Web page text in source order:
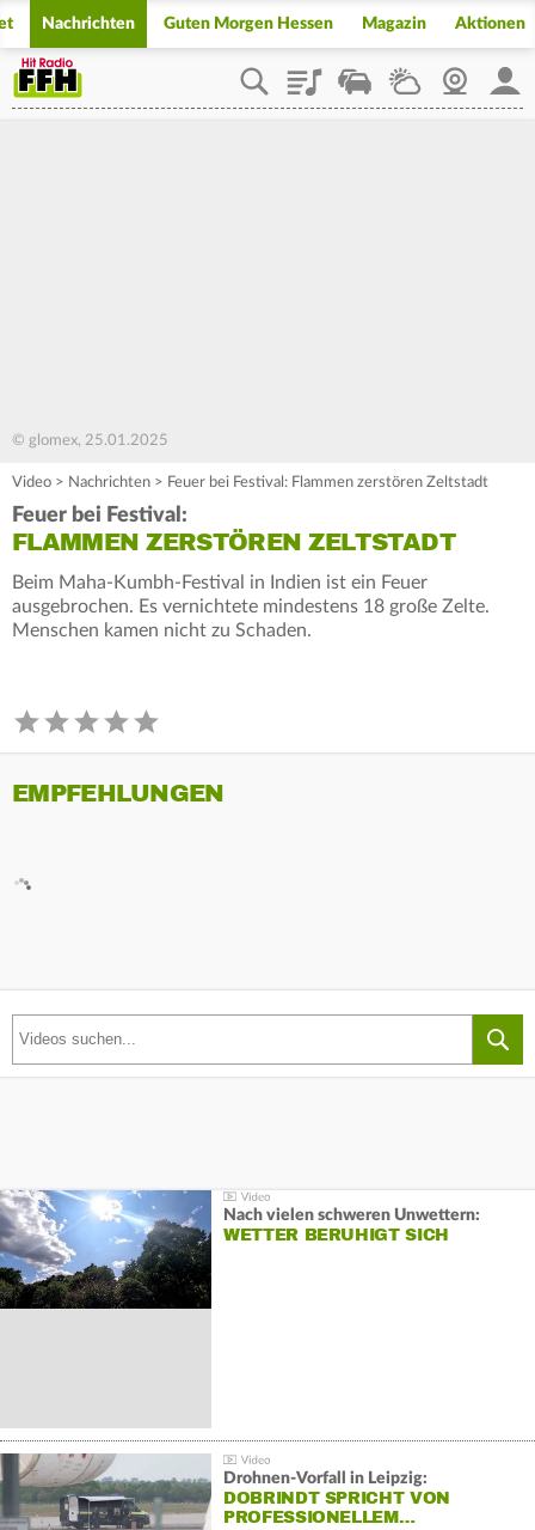
Nachrichten Guten Morgen Hessen Magazin Aktionen
PlaylistStaupilotWetterWebcam
© glomex, 25.01.2025
Video > Nachrichten > Feuer bei Festival: Flammen zerstören Zeltstadt
Feuer bei Festival:
FLAMMEN ZERSTÖREN ZELTSTADT
Beim Maha-Kumbh-Festival in Indien ist ein Feuer
ausgebrochen. Es vernichtete mindestens 18 große Zelte.
Menschen kamen nicht zu Schaden.
EMPFEHLUNGEN
Nach vielen schweren Unwettern:
WETTER BERUHIGT SICH
Drohnen-Vorfall in Leipzig:
DOBRINDT SPRICHT VON
PROFESSIONELLEM…